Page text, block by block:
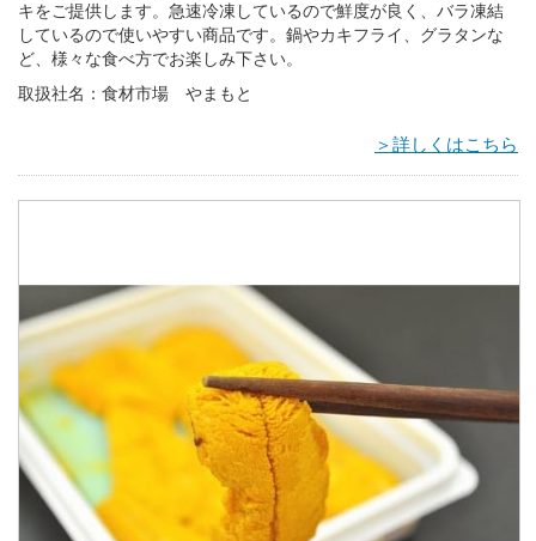
キをご提供します。急速冷凍しているので鮮度が良く、バラ凍結
しているので使いやすい商品です。鍋やカキフライ、グラタンな
ど、様々な食べ方でお楽しみ下さい。
取扱社名：食材市場 やまもと
＞詳しくはこちら